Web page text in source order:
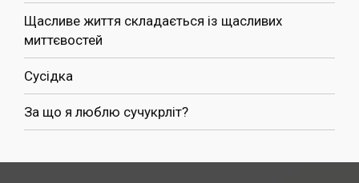
Щасливе життя складається із щасливих
миттєвостей
Сусідка
За що я люблю сучукрліт?